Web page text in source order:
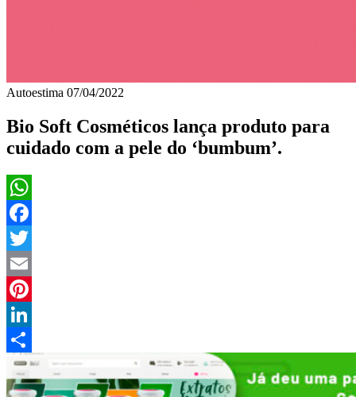
Autoestima 07/04/2022
Bio Soft Cosméticos lança produto para
cuidado com a pele do ‘bumbum’.
WhatsApp
Facebook
Twitter
Email
Pinterest
LinkedIn
Compartilhar